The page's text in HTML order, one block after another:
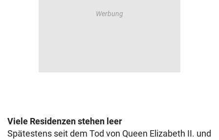
Viele Residenzen stehen leer
Spätestens seit dem Tod von Queen Elizabeth II. und